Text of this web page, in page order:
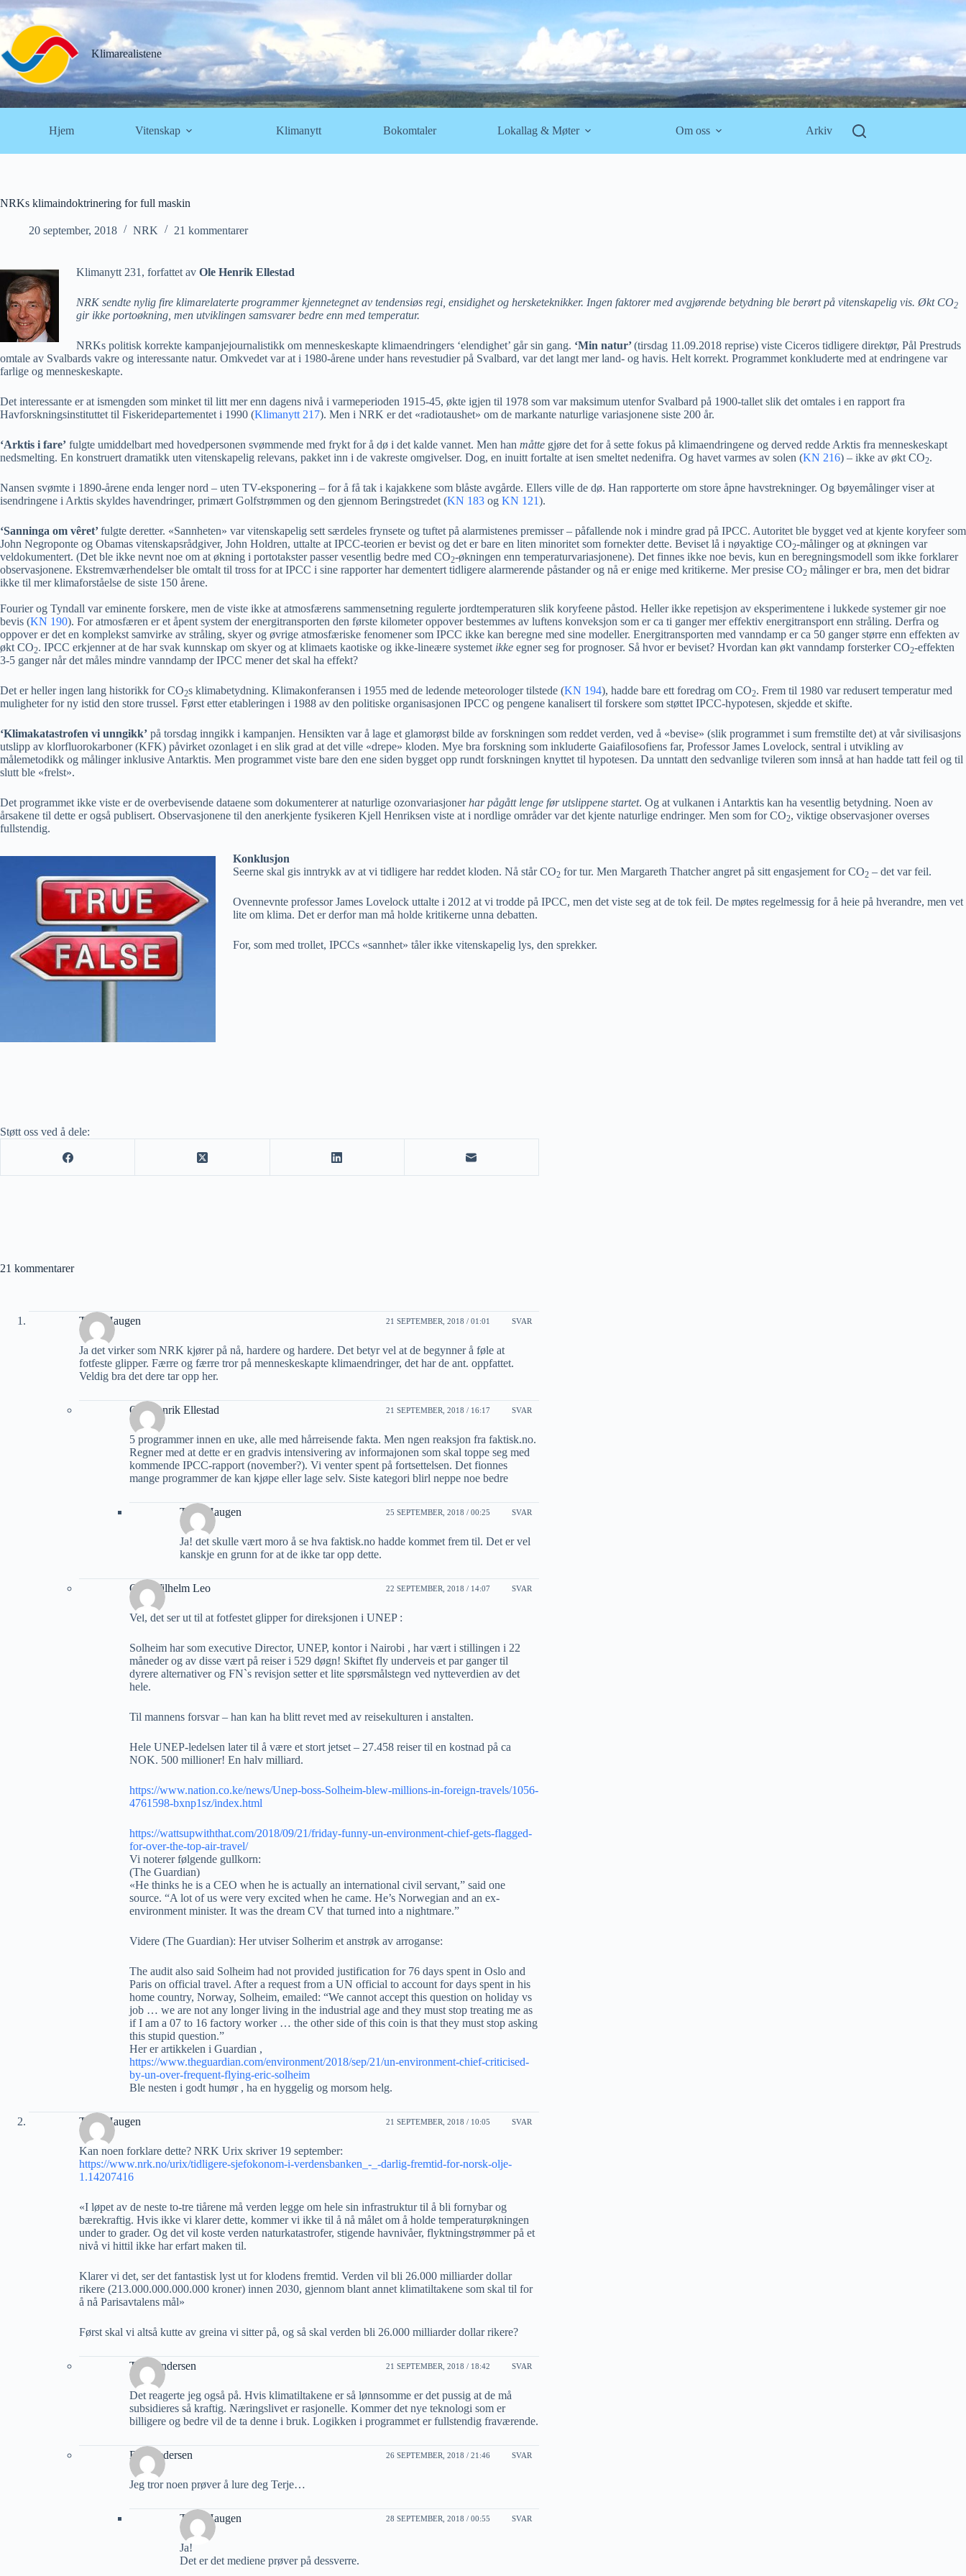
Hopp
til
innholdet
Klimarealistene
Hjem Vitenskap Klimanytt Bokomtaler Lokallag & Møter Om oss Arkiv
NRKs klimaindoktrinering for full maskin
20 september, 2018 NRK 21 kommentarer
Klimanytt 231, forfattet av Ole Henrik Ellestad
NRK sendte nylig fire klimarelaterte programmer kjennetegnet av tendensiøs regi, ensidighet og hersketeknikker. Ingen faktorer med avgjørende betydning ble berørt på vitenskapelig vis. Økt CO2
gir ikke portoøkning, men utviklingen samsvarer bedre enn med temperatur.
NRKs politisk korrekte kampanjejournalistikk om menneskeskapte klimaendringers ‘elendighet’ går sin gang. ‘Min natur’(tirsdag 11.09.2018 reprise) viste Ciceros tidligere direktør, Pål Prestruds
omtale av Svalbards vakre og interessante natur. Omkvedet var at i 1980-årene under hans revestudier på Svalbard, var det langt mer land- og havis. Helt korrekt. Programmet konkluderte med at endringene var
farlige og menneskeskapte.
Det interessante er at ismengden som minket til litt mer enn dagens nivå i varmeperioden 1915-45, økte igjen til 1978 som var maksimum utenfor Svalbard på 1900-tallet slik det omtales i en rapport fra
Havforskningsinstituttet til Fiskeridepartementet i 1990 (Klimanytt 217). Men i NRK er det «radiotaushet» om de markante naturlige variasjonene siste 200 år.
‘Arktis i fare’ fulgte umiddelbart med hovedpersonen svømmende med frykt for å dø i det kalde vannet. Men han måtte gjøre det for å sette fokus på klimaendringene og derved redde Arktis fra menneskeskapt
nedsmelting. En konstruert dramatikk uten vitenskapelig relevans, pakket inn i de vakreste omgivelser. Dog, en inuitt fortalte at isen smeltet nedenifra. Og havet varmes av solen (KN 216) – ikke av økt CO2.
Nansen svømte i 1890-årene enda lenger nord – uten TV-eksponering – for å få tak i kajakkene som blåste avgårde. Ellers ville de dø. Han rapporterte om store åpne havstrekninger. Og bøyemålinger viser at
isendringene i Arktis skyldes havendringer, primært Golfstrømmen og den gjennom Beringstredet (KN 183 og KN 121).
‘Sanninga om vêret’fulgte deretter. «Sannheten» var vitenskapelig sett særdeles frynsete og tuftet på alarmistenes premisser – påfallende nok i mindre grad på IPCC. Autoritet ble bygget ved at kjente koryfeer som
John Negroponte og Obamas vitenskapsrådgiver, John Holdren, uttalte at IPCC-teorien er bevist og det er bare en liten minoritet som fornekter dette. Beviset lå i nøyaktige CO2-målinger og at økningen var
veldokumentert. (Det ble ikke nevnt noe om at økning i portotakster passer vesentlig bedre med CO2-økningen enn temperaturvariasjonene). Det finnes ikke noe bevis, kun en beregningsmodell som ikke forklarer
observasjonene. Ekstremværhendelser ble omtalt til tross for at IPCC i sine rapporter har dementert tidligere alarmerende påstander og nå er enige med kritikerne. Mer presise CO2 målinger er bra, men det bidrar
ikke til mer klimaforståelse de siste 150 årene.
Fourier og Tyndall var eminente forskere, men de viste ikke at atmosfærens sammensetning regulerte jordtemperaturen slik koryfeene påstod. Heller ikke repetisjon av eksperimentene i lukkede systemer gir noe
bevis (KN 190). For atmosfæren er et åpent system der energitransporten den første kilometer oppover bestemmes av luftens konveksjon som er ca ti ganger mer effektiv energitransport enn stråling. Derfra og
oppover er det en komplekst samvirke av stråling, skyer og øvrige atmosfæriske fenomener som IPCC ikke kan beregne med sine modeller. Energitransporten med vanndamp er ca 50 ganger større enn effekten av
økt CO2. IPCC erkjenner at de har svak kunnskap om skyer og at klimaets kaotiske og ikke-lineære systemet ikke egner seg for prognoser. Så hvor er beviset? Hvordan kan økt vanndamp forsterker CO2-effekten
3-5 ganger når det måles mindre vanndamp der IPCC mener det skal ha effekt?
Det er heller ingen lang historikk for CO2s klimabetydning. Klimakonferansen i 1955 med de ledende meteorologer tilstede (KN 194), hadde bare ett foredrag om CO2. Frem til 1980 var redusert temperatur med
muligheter for ny istid den store trussel. Først etter etableringen i 1988 av den politiske organisasjonen IPCC og pengene kanalisert til forskere som støttet IPCC-hypotesen, skjedde et skifte.
‘Klimakatastrofen vi unngikk’ på torsdag inngikk i kampanjen. Hensikten var å lage et glamorøst bilde av forskningen som reddet verden, ved å «bevise» (slik programmet i sum fremstilte det) at vår sivilisasjons
utslipp av klorfluorokarboner (KFK) påvirket ozonlaget i en slik grad at det ville «drepe» kloden. Mye bra forskning som inkluderte Gaiafilosofiens far, Professor James Lovelock, sentral i utvikling av
målemetodikk og målinger inklusive Antarktis. Men programmet viste bare den ene siden bygget opp rundt forskningen knyttet til hypotesen. Da unntatt den sedvanlige tvileren som innså at han hadde tatt feil og til
slutt ble «frelst».
Det programmet ikke viste er de overbevisende dataene som dokumenterer at naturlige ozonvariasjonerhar pågått lenge før utslippene startet. Og at vulkanen i Antarktis kan ha vesentlig betydning. Noen av
årsakene til dette er også publisert. Observasjonene til den anerkjente fysikeren Kjell Henriksen viste at i nordlige områder var det kjente naturlige endringer. Men som for CO2, viktige observasjoner overses
fullstendig.
Konklusjon
Seerne skal gis inntrykk av at vi tidligere har reddet kloden. Nå står CO2 for tur. Men Margareth Thatcher angret på sitt engasjement for CO2 – det var feil.
Ovennevnte professor James Lovelock uttalte i 2012 at vi trodde på IPCC, men det viste seg at de tok feil. De møtes regelmessig for å heie på hverandre, men vet
lite om klima. Det er derfor man må holde kritikerne unna debatten.
For, som med trollet, IPCCs «sannhet» tåler ikke vitenskapelig lys, den sprekker.
Støtt oss ved å dele:
21 kommentarer
Terje Haugen 21 SEPTEMBER, 2018 / 01:01 SVAR
Ja det virker som NRK kjører på nå, hardere og hardere. Det betyr vel at de begynner å føle at
fotfeste glipper. Færre og færre tror på menneskeskapte klimaendringer, det har de ant. oppfattet.
Veldig bra det dere tar opp her.
Ole Henrik Ellestad 21 SEPTEMBER, 2018 / 16:17 SVAR
5 programmer innen en uke, alle med hårreisende fakta. Men ngen reaksjon fra faktisk.no.
Regner med at dette er en gradvis intensivering av informajonen som skal toppe seg med
kommende IPCC-rapport (november?). Vi venter spent på fortsettelsen. Det fionnes
mange programmer de kan kjøpe eller lage selv. Siste kategori blirl neppe noe bedre
Terje Haugen 25 SEPTEMBER, 2018 / 00:25 SVAR
Ja! det skulle vært moro å se hva faktisk.no hadde kommet frem til. Det er vel
kanskje en grunn for at de ikke tar opp dette.
Carl Wilhelm Leo 22 SEPTEMBER, 2018 / 14:07 SVAR
Vel, det ser ut til at fotfestet glipper for direksjonen i UNEP :
Solheim har som executive Director, UNEP, kontor i Nairobi , har vært i stillingen i 22
måneder og av disse vært på reiser i 529 døgn! Skiftet fly underveis et par ganger til
dyrere alternativer og FN`s revisjon setter et lite spørsmålstegn ved nytteverdien av det
hele.
Til mannens forsvar – han kan ha blitt revet med av reisekulturen i anstalten.
Hele UNEP-ledelsen later til å være et stort jetset – 27.458 reiser til en kostnad på ca
NOK. 500 millioner! En halv milliard.
https://www.nation.co.ke/news/Unep-boss-Solheim-blew-millions-in-foreign-travels/1056-
4761598-bxnp1sz/index.html
https://wattsupwiththat.com/2018/09/21/friday-funny-un-environment-chief-gets-flagged-
for-over-the-top-air-travel/
Vi noterer følgende gullkorn:
(The Guardian)
«He thinks he is a CEO when he is actually an international civil servant,” said one
source. “A lot of us were very excited when he came. He’s Norwegian and an ex-
environment minister. It was the dream CV that turned into a nightmare.”
Videre (The Guardian): Her utviser Solherim et anstrøk av arroganse:
The audit also said Solheim had not provided justification for 76 days spent in Oslo and
Paris on official travel. After a request from a UN official to account for days spent in his
home country, Norway, Solheim, emailed: “We cannot accept this question on holiday vs
job … we are not any longer living in the industrial age and they must stop treating me as
if I am a 07 to 16 factory worker … the other side of this coin is that they must stop asking
this stupid question.”
Her er artikkelen i Guardian ,
https://www.theguardian.com/environment/2018/sep/21/un-environment-chief-criticised-
by-un-over-frequent-flying-eric-solheim
Ble nesten i godt humør , ha en hyggelig og morsom helg.
Terje Haugen 21 SEPTEMBER, 2018 / 10:05 SVAR
Kan noen forklare dette? NRK Urix skriver 19 september:
https://www.nrk.no/urix/tidligere-sjefokonom-i-verdensbanken_-_-darlig-fremtid-for-norsk-olje-
1.14207416
«I løpet av de neste to-tre tiårene må verden legge om hele sin infrastruktur til å bli fornybar og
bærekraftig. Hvis ikke vi klarer dette, kommer vi ikke til å nå målet om å holde temperaturøkningen
under to grader. Og det vil koste verden naturkatastrofer, stigende havnivåer, flyktningstrømmer på et
nivå vi hittil ikke har erfart maken til.
Klarer vi det, ser det fantastisk lyst ut for klodens fremtid. Verden vil bli 26.000 milliarder dollar
rikere (213.000.000.000.000 kroner) innen 2030, gjennom blant annet klimatiltakene som skal til for
å nå Parisavtalens mål»
Først skal vi altså kutte av greina vi sitter på, og så skal verden bli 26.000 milliarder dollar rikere?
Tore Andersen 21 SEPTEMBER, 2018 / 18:42 SVAR
Det reagerte jeg også på. Hvis klimatiltakene er så lønnsomme er det pussig at de må
subsidieres så kraftig. Næringslivet er rasjonelle. Kommer det nye teknologi som er
billigere og bedre vil de ta denne i bruk. Logikken i programmet er fullstendig fraværende.
Erik Pedersen 26 SEPTEMBER, 2018 / 21:46 SVAR
Jeg tror noen prøver å lure deg Terje…
Terje Haugen 28 SEPTEMBER, 2018 / 00:55 SVAR
Ja!
Det er det mediene prøver på dessverre.